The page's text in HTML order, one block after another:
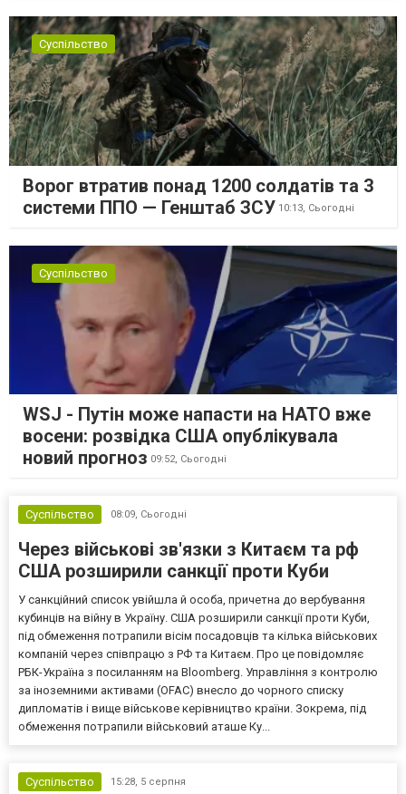
Суспільство
Ворог втратив понад 1200 солдатів та 3
системи ППО — Генштаб ЗСУ 10:13, Сьогодні
Суспільство
WSJ - Путін може напасти на НАТО вже
восени: розвідка США опублікувала
новий прогноз 09:52, Сьогодні
Суспільство 08:09, Сьогодні
Через військові зв'язки з Китаєм та рф
США розширили санкції проти Куби
У санкційний список увійшла й особа, причетна до вербування
кубинців на війну в Україну. США розширили санкції проти Куби,
під обмеження потрапили вісім посадовців та кілька військових
компаній через співпрацю з РФ та Китаєм. Про це повідомляє
РБК-Україна з посиланням на Bloomberg. Управління з контролю
за іноземними активами (OFAC) внесло до чорного списку
дипломатів і вище військове керівництво країни. Зокрема, під
обмеження потрапили військовий аташе Ку...
Суспільство 15:28, 5 серпня